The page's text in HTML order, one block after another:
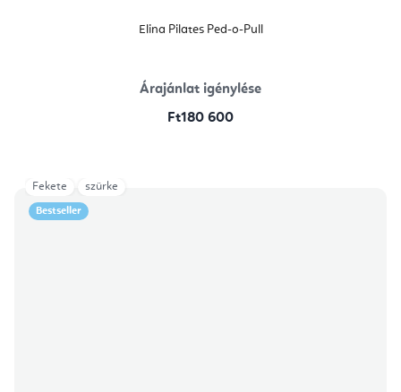
Elina Pilates Ped-o-Pull
Árajánlat igénylése
Ft180 600
Bestseller
Fekete szürke